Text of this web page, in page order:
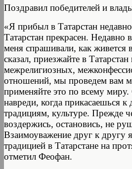
Поздравил победителей и
«Я прибыл в Татарстан
Татарстан прекрасен.
меня спрашивали, как живется
сказал, приезжайте в
межрелигиозных,
отношений, мы проведем вам
применяйте это по всему миру.
навреди, когда прикасаешься
традициям, культуре. Прежде
воздержись, остановись, не
Взаимоуважение друг к другу
традицией в Татарстане на
отметил Феофан.